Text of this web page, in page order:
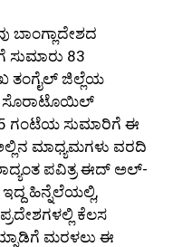
ಬಾಂಗ್ಲಾದೇಶದ
ಸುಮಾರು 83
ತಂಗೈಲ್ ಜಿಲ್ಲೆಯ
ಸೊರಾಟೊಯಿಲ್
ಗಂಟೆಯ ಸುಮಾರಿಗೆ ಈ
ಮಾಧ್ಯಮಗಳು ವರದಿ
ಪವಿತ್ರ ಈದ್ ಅಲ್-
ಹಿನ್ನೆಲೆಯಲ್ಲಿ,
ಕೆಲಸ
ಮರಳಲು ಈ